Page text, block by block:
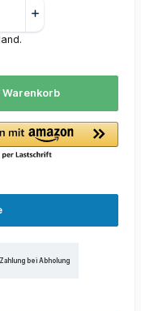
Warenkorb
Zahlung bei Abholung